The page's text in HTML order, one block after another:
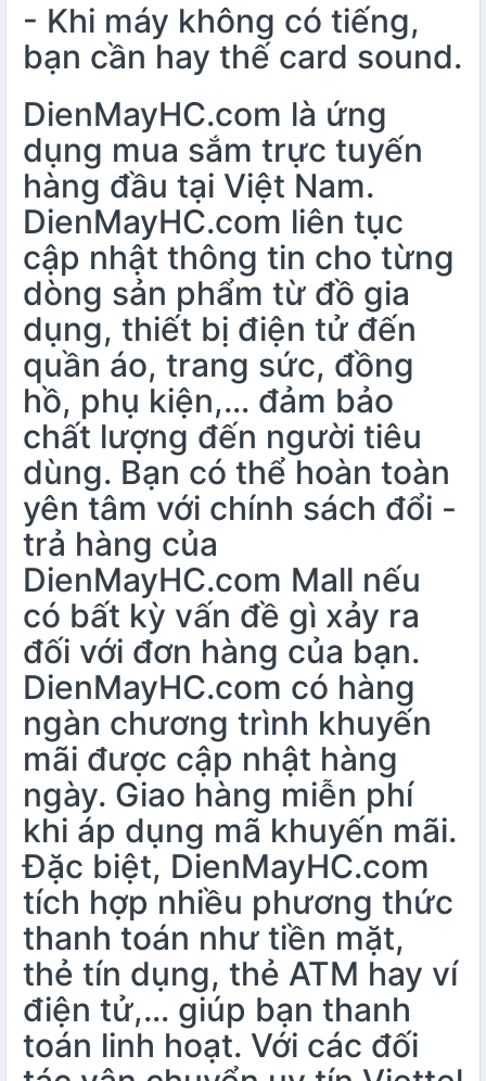
- Khi máy không có tiếng,
bạn cần hay thế card sound.
DienMayHC.com là ứng
dụng mua sắm trực tuyến
hàng đầu tại Việt Nam.
DienMayHC.com liên tục
cập nhật thông tin cho từng
dòng sản phẩm từ đồ gia
dụng, thiết bị điện tử đến
quần áo, trang sức, đồng
hồ, phụ kiện,… đảm bảo
chất lượng đến người tiêu
dùng. Bạn có thể hoàn toàn
yên tâm với chính sách đổi -
trả hàng của
DienMayHC.com Mall nếu
có bất kỳ vấn đề gì xảy ra
đối với đơn hàng của bạn.
DienMayHC.com có hàng
ngàn chương trình khuyến
mãi được cập nhật hàng
ngày. Giao hàng miễn phí
khi áp dụng mã khuyến mãi.
Đặc biệt, DienMayHC.com
tích hợp nhiều phương thức
thanh toán như tiền mặt,
thẻ tín dụng, thẻ ATM hay ví
điện tử,… giúp bạn thanh
toán linh hoạt. Với các đối